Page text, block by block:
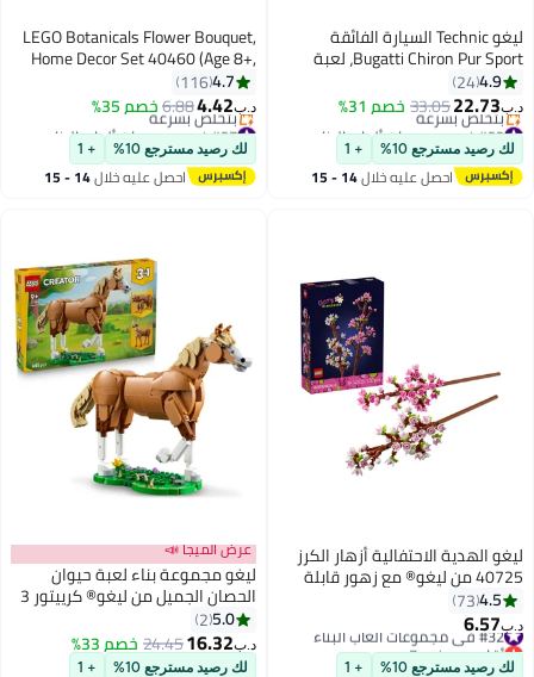
ليغو Technic السيارة الفائقة
Bugatti Chiron Pur Sport، لعبة
وأكثر (٧٧١ قطعة)‏ 42222
4.9
24
د.ب‏22.73
33.05خصم 31%
#22 في مجموعات ألعاب البناء
أقل سعر في السنة
بتخلّص بسرعة
#22 في مجموعات ألعاب البناء
لك رصيد مسترجع 10% + 1
احصل عليه خلال 14 - 15
LEGO Botanicals Flower Bouquet,
Home Decor Set 40460 (Age 8+,
120 Pieces)
4.7
116
د.ب‏4.42
6.88خصم 35%
#27 في مجموعات ألعاب البناء
أقل سعر في 30 يوم
بتخلّص بسرعة
#27 في مجموعات ألعاب البناء
لك رصيد مسترجع 10% + 1
احصل عليه خلال 14 - 15
ليغو الهدية الاحتفالية أزهار الكرز
40725 من ليغو® مع زهور قابلة
للبناء
4.5
73
د.ب‏6.57
#32 في مجموعات ألعاب البناء
أقل سعر في 7 يوم
#32 في مجموعات ألعاب البناء
لك رصيد مسترجع 10% + 1
عرض الميجا 📣
ليغو مجموعة بناء لعبة حيوان
الحصان الجميل من ليغو® كرييتور 3
في 1، مع إعادة البناء لدبّ أو غزال
31166
5.0
2
د.ب‏16.32
24.45خصم 33%
لك رصيد مسترجع 10% + 1